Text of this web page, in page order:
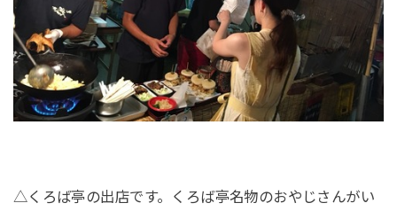
△くろば亭の出店です。くろば亭名物のおやじさんがい